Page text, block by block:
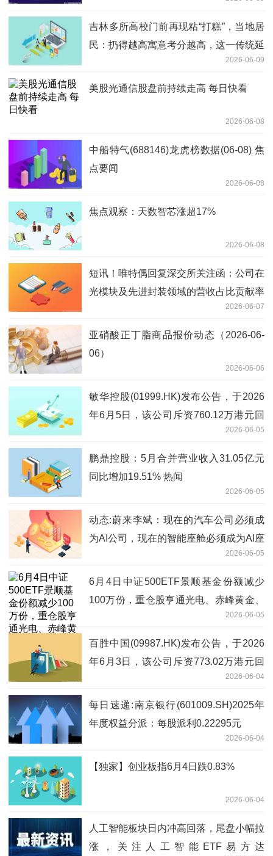
吉林多所高校门前再现粘“打糕”，当地居
民：扔得越高寓意考分越高，这一传统延
2026-06-09
美股光通信股盘前持续走高 每日快看
2026-06-08
中船特气(688146)龙虎榜数据(06-08) 焦
点要闻
2026-06-08
焦点观察：天数智芯涨超17%
2026-06-08
短讯！唯特偶回复深交所关注函：公司在
光模块及先进封装领域的营收占比贡献率
2026-06-07
亚硝酸正丁脂商品报价动态（2026-06-
06）
2026-06-06
敏华控股(01999.HK)发布公告，于2026
年6月5日，该公司斥资760.12万港元回
2026-06-05
鹏鼎控股：5月合并营业收入31.05亿元
同比增加19.51% 热闻
2026-06-05
动态:蔚来李斌：现在的汽车公司必须成
为AI公司，现在的智能座舱必须成为AI座
2026-06-05
6月4日中证500ETF景顺基金份额减少
100万份，重仓股亨通光电、赤峰黄金、
2026-06-05
百胜中国(09987.HK)发布公告，于2026
年6月3日，该公司斥资773.02万港元回
2026-06-04
每日速递:南京银行(601009.SH)2025年
年度权益分派：每股派利0.22295元
2026-06-04
【独家】创业板指6月4日跌0.83%
2026-06-04
人工智能板块日内冲高回落，尾盘小幅拉
涨，关注人工智能ETF易方达